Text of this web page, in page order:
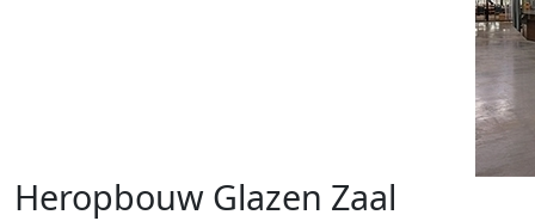
Heropbouw Glazen Zaal